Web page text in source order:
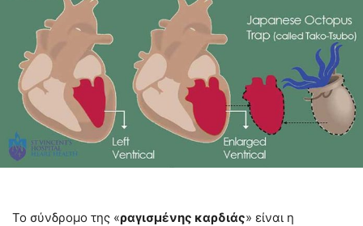
Το σύνδρομο της «ραγισμένης καρδιάς» είναι η